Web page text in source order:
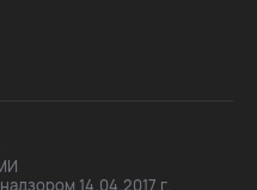
14.04.2017 г.